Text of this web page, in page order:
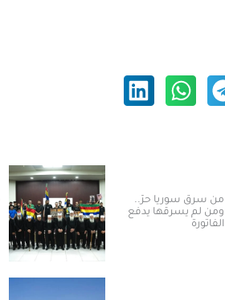
من سرق سوريا حرّ..
ومن لم يسرقها يدفع
الفاتورة